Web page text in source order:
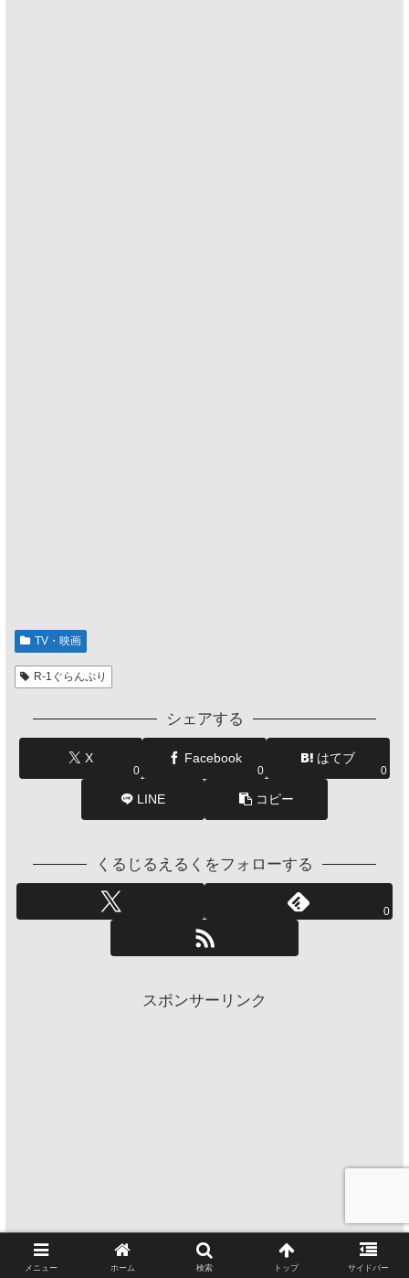
TV・映画
R-1ぐらんぷり
シェアする
X
0
Facebook
0
はてブ
0
LINE コピー
くるじるえるくをフォローする
0
スポンサーリンク
メニュー ホーム 検索 トップ サイドバー